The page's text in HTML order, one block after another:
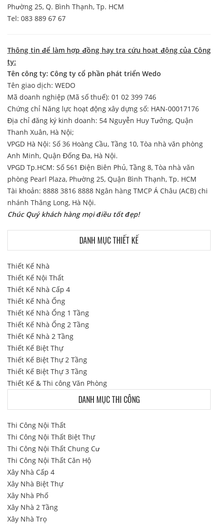
Phường 25, Q. Bình Thạnh, Tp. HCM
Tel: 083 889 67 67
Thông tin để làm hợp đồng hay tra cứu hoạt động của Công
ty:
Tên công ty: Công ty cổ phần phát triển Wedo
Tên giao dịch: WEDO
Mã doanh nghiệp (Mã số thuế): 01 02 399 746
Chứng chỉ Năng lực hoạt động xây dựng số: HAN-00017176
Địa chỉ đăng ký kinh doanh: 54 Nguyễn Huy Tưởng, Quận
Thanh Xuân, Hà Nội;
VPGD Hà Nội: Số 36 Hoàng Cầu, Tầng 10, Tòa nhà văn phòng
Anh Minh, Quận Đống Đa, Hà Nội.
VPGD Tp.HCM: Số 561 Điện Biên Phủ, Tầng 8, Tòa nhà văn
phòng Pearl Plaza, Phường 25, Quận Bình Thạnh, Tp. HCM
Tài khoản: 8888 3816 8888 Ngân hàng TMCP Á Châu (ACB) chi
nhánh Thăng Long, Hà Nội.
Chúc Quý khách hàng mọi điều tốt đẹp!
DANH MỤC THIẾT KẾ
Thiết Kế Nhà
Thiết Kế Nội Thất
Thiết Kế Nhà Cấp 4
Thiết Kế Nhà Ống
Thiết Kế Nhà Ống 1 Tầng
Thiết Kế Nhà Ống 2 Tầng
Thiết Kế Nhà 2 Tầng
Thiết Kế Biệt Thự
Thiết Kế Biệt Thự 2 Tầng
Thiết Kế Biệt Thự 3 Tầng
Thiết Kế & Thi công Văn Phòng
DANH MỤC THI CÔNG
Thi Công Nội Thất
Thi Công Nội Thất Biệt Thự
Thi Công Nội Thất Chung Cư
Thi Công Nội Thất Căn Hộ
Xây Nhà Cấp 4
Xây Nhà Biệt Thự
Xây Nhà Phố
Xây Nhà 2 Tầng
Xây Nhà Trọ